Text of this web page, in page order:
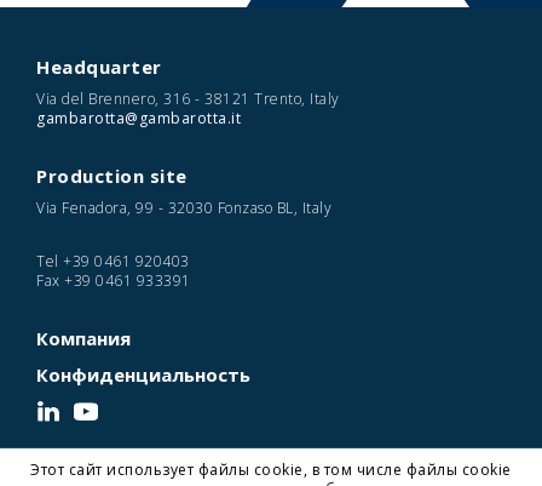
Headquarter
Via del Brennero, 316 - 38121 Trento, Italy
gambarotta@gambarotta.it
Production site
Via Fenadora, 99 - 32030 Fonzaso BL, Italy
Tel +39 0461 920403
Fax +39 0461 933391
Компания
Конфиденциальность
© 2026 Gambarotta Gschwendt | Advanced Conveyor Technology | P. IVA
Этот сайт использует файлы cookie, в том числе файлы cookie